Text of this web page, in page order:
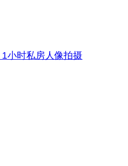
小时私房人像拍摄